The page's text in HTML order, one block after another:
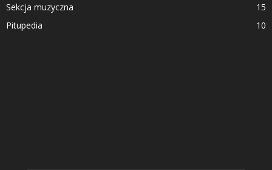
Sekcja muzyczna
15
Pitupedia
10